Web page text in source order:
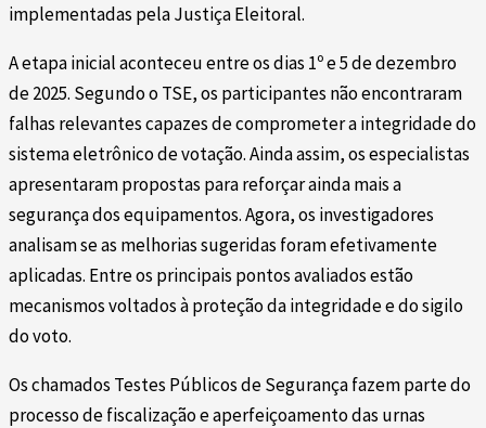
implementadas pela Justiça Eleitoral.
A etapa inicial aconteceu entre os dias 1º e 5 de dezembro
de 2025. Segundo o TSE, os participantes não encontraram
falhas relevantes capazes de comprometer a integridade do
sistema eletrônico de votação. Ainda assim, os especialistas
apresentaram propostas para reforçar ainda mais a
segurança dos equipamentos. Agora, os investigadores
analisam se as melhorias sugeridas foram efetivamente
aplicadas. Entre os principais pontos avaliados estão
mecanismos voltados à proteção da integridade e do sigilo
do voto.
Os chamados Testes Públicos de Segurança fazem parte do
processo de fiscalização e aperfeiçoamento das urnas